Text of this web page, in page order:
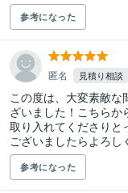
参考になった
匿名 見積り相談
この度は、大変素敵
ざいました！こちらか
取り入れてくださりと
ございましたらよろし
参考になった